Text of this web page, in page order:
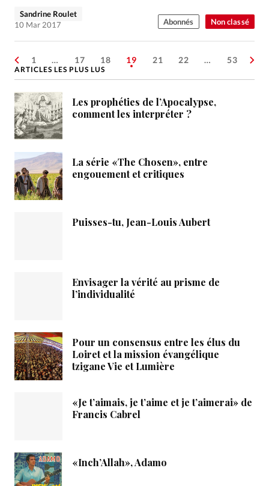
Non classé
Sandrine Roulet
10 Mar 2017
Abonnés
1 … 17 18 19 21 22 … 53
ARTICLES LES PLUS LUS
Les prophéties de l’Apocalypse,
comment les interpréter ?
La série «The Chosen», entre
engouement et critiques
Puisses-tu, Jean-Louis Aubert
Envisager la vérité au prisme de
l’individualité
Pour un consensus entre les élus du
Loiret et la mission évangélique
tzigane Vie et Lumière
«Je t’aimais, je t’aime et je t’aimerai» de
Francis Cabrel
«Inch’Allah», Adamo